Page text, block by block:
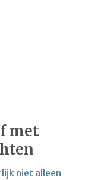
met
niet alleen